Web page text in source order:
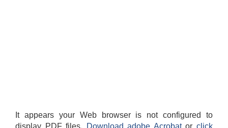
It appears your Web browser is not configured to